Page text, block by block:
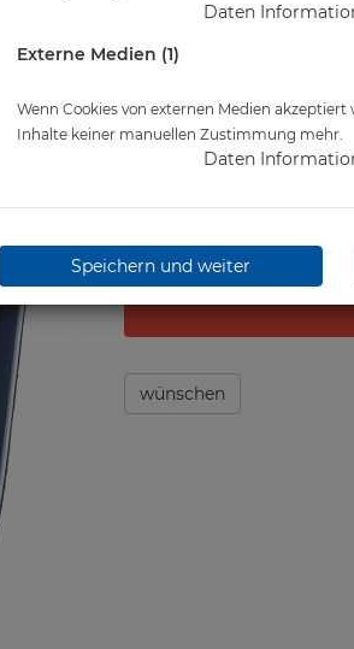
ab
wünschen
Daten
Externe Medien (1)
Wenn Cookies von externen Medien
Inhalte keiner manuellen Zustimmung mehr.
Daten
Speichern und weiter